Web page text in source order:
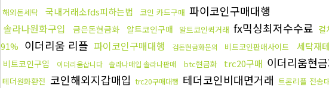
해외돈세탁 국내거래소fds피하는법 코인 카드구매 파이코인구매대행
솔라나원화구입 금은돈현금화 알트코인구매 알트코인퀵거래 fx믹싱최저수수료 컬
91% 이더리움 리플 파이코인구매대행 검돈현금화문의 비트코인판매사이트 세탁재
비트코인구입 이더리움삽니다 솔라나매입 솔라나판매 btc현금화 trc20구매 이더리움현
테더원화환전 코인해외지갑매입 trc20구매대행 테더코인비대면거래 트론리플 전송